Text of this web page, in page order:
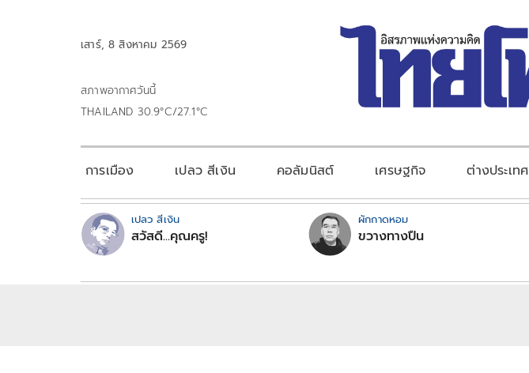
เสาร์, 8 สิงหาคม 2569
สภาพอากาศวันนี้
THAILAND 30.9°C/27.1°C
การเมือง เปลว สีเงิน คอลัมนิสต์ เศรษฐกิจ ต่างประเทศ
เปลว สีเงิน
สวัสดี...คุณครู!
ผักกาดหอม
ขวางทางปืน